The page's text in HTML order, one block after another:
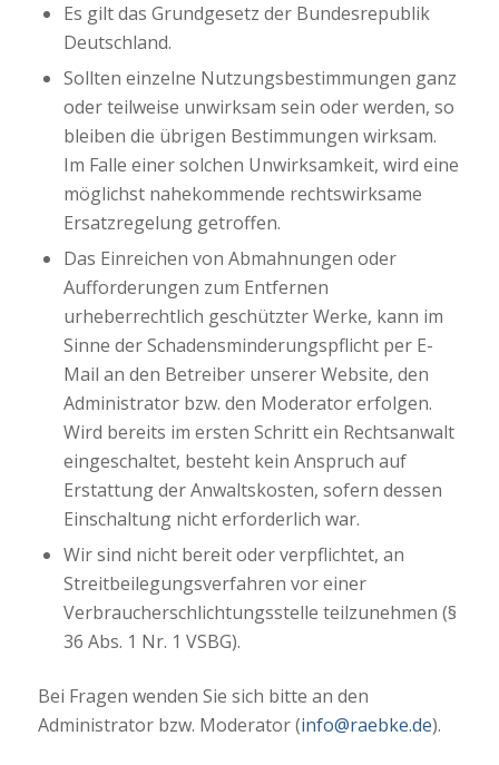
Es gilt das Grundgesetz der Bundesrepublik
Deutschland.
Sollten einzelne Nutzungsbestimmungen ganz
oder teilweise unwirksam sein oder werden, so
bleiben die übrigen Bestimmungen wirksam.
Im Falle einer solchen Unwirksamkeit, wird eine
möglichst nahekommende rechtswirksame
Ersatzregelung getroffen.
Das Einreichen von Abmahnungen oder
Aufforderungen zum Entfernen
urheberrechtlich geschützter Werke, kann im
Sinne der Schadensminderungspflicht per E-
Mail an den Betreiber unserer Website, den
Administrator bzw. den Moderator erfolgen.
Wird bereits im ersten Schritt ein Rechtsanwalt
eingeschaltet, besteht kein Anspruch auf
Erstattung der Anwaltskosten, sofern dessen
Einschaltung nicht erforderlich war.
Wir sind nicht bereit oder verpflichtet, an
Streitbeilegungsverfahren vor einer
Verbraucherschlichtungsstelle teilzunehmen (§
36 Abs. 1 Nr. 1 VSBG).
Bei Fragen wenden Sie sich bitte an den
Administrator bzw. Moderator (info@raebke.de).